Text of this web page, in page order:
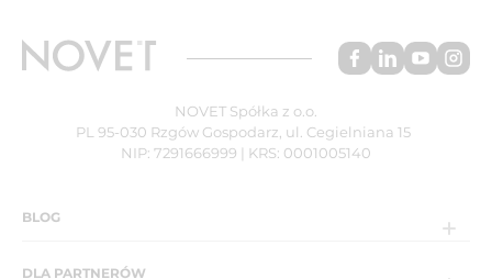
NOVET Spółka z o.o.
PL 95-030 Rzgów Gospodarz, ul. Cegielniana 15
NIP: 7291666999 | KRS: 0001005140
BLOG
DLA PARTNERÓW